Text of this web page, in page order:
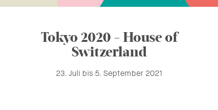
Tokyo 2020 - House of
Switzerland
23. Juli bis 5. September 2021